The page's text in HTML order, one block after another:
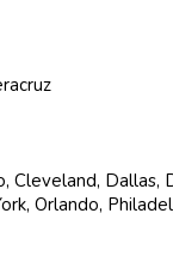
Orlando,